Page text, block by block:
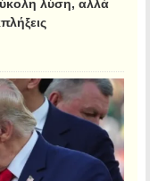
λύση, αλλά